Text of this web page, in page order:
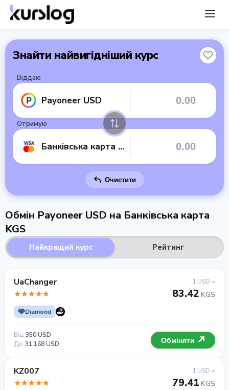
Знайти найвигідніший курс
Віддаю
Payoneer USD
Отримую
Банківська карта KGS
Очистити
Обмін Payoneer USD на Банківська карта
KGS
Найкращий курс Рейтинг
UaChanger
Diamond
1 USD =
83.42 KGS
Від 350 USD
До 31 168 USD Обміняти
KZ007 1 USD =
79.41 KGS